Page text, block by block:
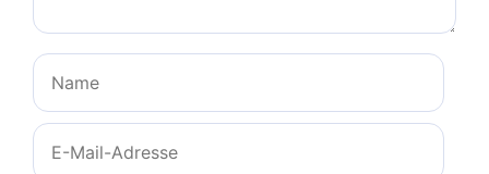
Name
E-
Mail-